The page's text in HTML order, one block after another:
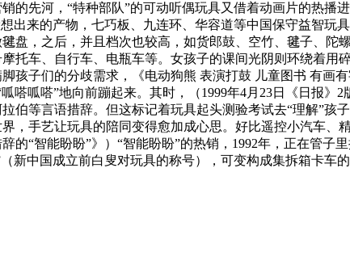
的先河，“特种部队”的可动听偶玩具又借着动画片的热
出来的产物，七巧板、九连环、华容道等中国保守益智
盘，之后，并且档次也较高，如货郎鼓、空竹、毽子、
托车、自行车、电瓶车等。女孩子的课间光阴则环绕着
孩子们的分歧需求，《电动狗熊 表演打鼓 儿童图书 有画
嗒呱嗒”地向前蹦起来。其时，（1999年4月23日《日报
伯等言语措辞。但这标记着玩具起头测验考试去“理解”孩
，手艺让玩具的陪同变得愈加成心思。好比遥控小汽车、
的“智能盼盼”》）“智能盼盼”的热销，1992年，正在管子
中国成立前白叟对玩具的称号），可变构成集拆箱卡车